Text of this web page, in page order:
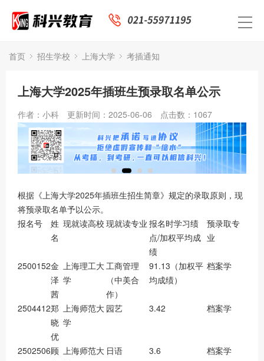
首页 招生学校 上海大学 考插通知
上海大学2025年插班生预录取名单公示
作者：小科 更新时间：2025-06-06 点击数： 1067
根据《上海大学2025年插班生招生简章》规定的录取原则，现
将预录取名单予以公示。
报名号
姓
名
现就读高校 现就读专业 报名时学习绩
点/加权平均成
绩
预录取专
业
2500152金
泽
茜
上海理工大
学
工商管理
（中美合
作）
91.13（加权平
均成绩）
档案学
2504412郑
晓
优
上海师范大
学
园艺 3.42 档案学
2502506顾
上海师范大 日语 3.6 档案学